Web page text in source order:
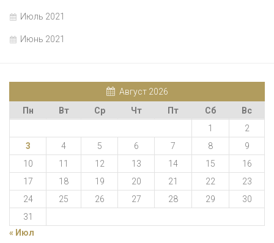
Июль 2021
Июнь 2021
Август 2026
Пн
Вт Ср Чт Пт Сб
Вс
1
2
3
4 5 6 7 8
9
10
11 12 13 14 15
16
17
18 19 20 21 22
23
24
25 26 27 28 29
30
31
« Июл